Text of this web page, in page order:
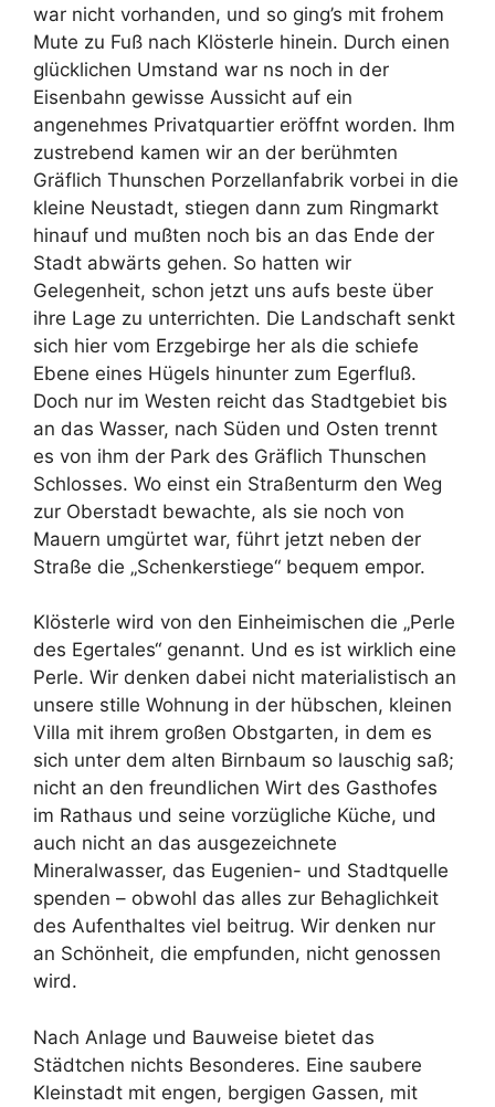
war nicht vorhanden, und so ging’s mit frohem
Mute zu Fuß nach Klösterle hinein. Durch einen
glücklichen Umstand war ns noch in der
Eisenbahn gewisse Aussicht auf ein
angenehmes Privatquartier eröffnt worden. Ihm
zustrebend kamen wir an der berühmten
Gräflich Thunschen Porzellanfabrik vorbei in die
kleine Neustadt, stiegen dann zum Ringmarkt
hinauf und mußten noch bis an das Ende der
Stadt abwärts gehen. So hatten wir
Gelegenheit, schon jetzt uns aufs beste über
ihre Lage zu unterrichten. Die Landschaft senkt
sich hier vom Erzgebirge her als die schiefe
Ebene eines Hügels hinunter zum Egerfluß.
Doch nur im Westen reicht das Stadtgebiet bis
an das Wasser, nach Süden und Osten trennt
es von ihm der Park des Gräflich Thunschen
Schlosses. Wo einst ein Straßenturm den Weg
zur Oberstadt bewachte, als sie noch von
Mauern umgürtet war, führt jetzt neben der
Straße die „Schenkerstiege“ bequem empor.
Klösterle wird von den Einheimischen die „Perle
des Egertales“ genannt. Und es ist wirklich eine
Perle. Wir denken dabei nicht materialistisch an
unsere stille Wohnung in der hübschen, kleinen
Villa mit ihrem großen Obstgarten, in dem es
sich unter dem alten Birnbaum so lauschig saß;
nicht an den freundlichen Wirt des Gasthofes
im Rathaus und seine vorzügliche Küche, und
auch nicht an das ausgezeichnete
Mineralwasser, das Eugenien- und Stadtquelle
spenden – obwohl das alles zur Behaglichkeit
des Aufenthaltes viel beitrug. Wir denken nur
an Schönheit, die empfunden, nicht genossen
wird.
Nach Anlage und Bauweise bietet das
Städtchen nichts Besonderes. Eine saubere
Kleinstadt mit engen, bergigen Gassen, mit